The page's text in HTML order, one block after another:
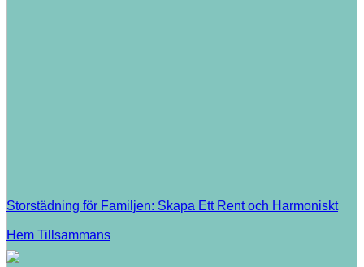
Storstädning för Familjen: Skapa Ett Rent och Harmoniskt
Hem Tillsammans